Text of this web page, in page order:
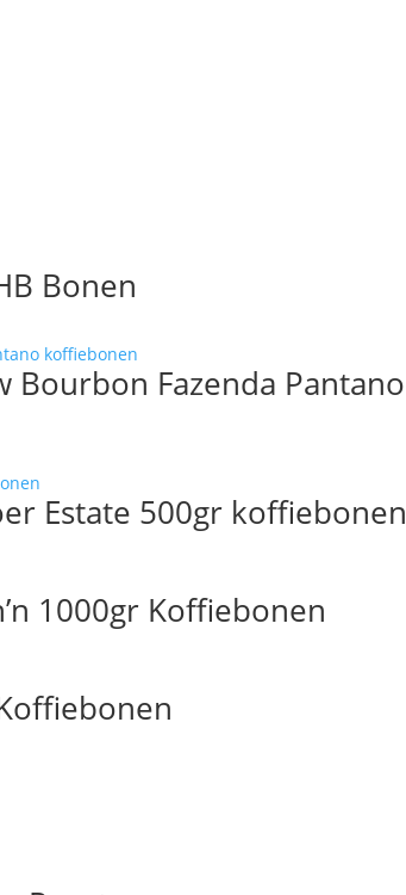
Bonen
Bourbon Fazenda Pantano
Estate 500gr koffiebonen
1000gr Koffiebonen